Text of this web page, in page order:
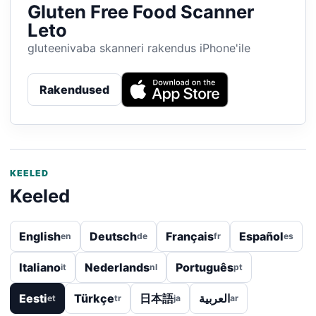
Gluten Free Food Scanner
Leto
gluteenivaba skanneri rakendus iPhone'ile
Rakendused
KEELED
Keeled
Englishen Deutschde Françaisfr Españoles
Italianoit Nederlandsnl Portuguêspt
Eestiet Türkçetr 日本語ja العربيةar